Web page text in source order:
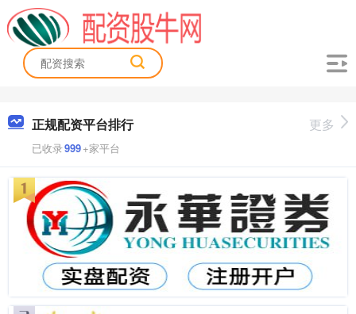
正规配资平台排行
已收录999+家平台
更多